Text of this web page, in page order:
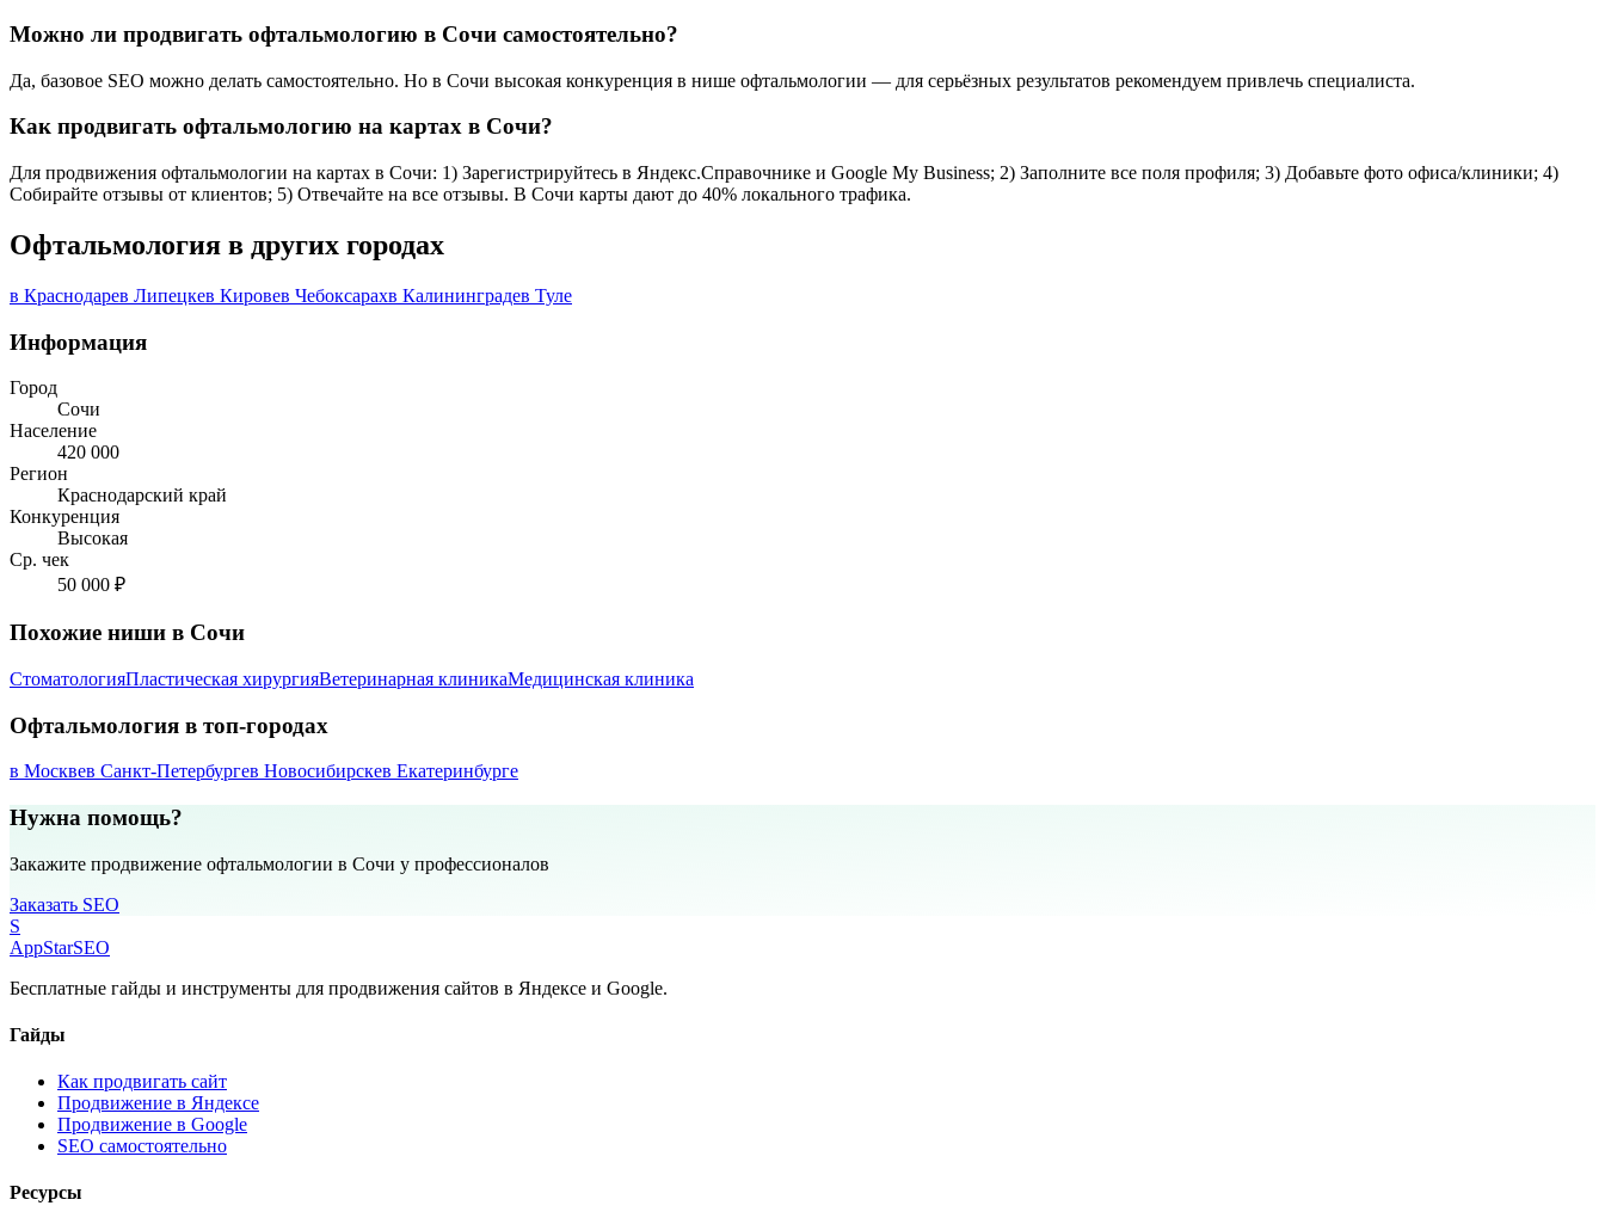
Можно ли продвигать офтальмологию в Сочи самостоятельно?
Да, базовое SEO можно делать самостоятельно. Но в Сочи высокая конкуренция в нише офтальмологии — для серьёзных результатов рекомендуем привлечь специалиста.
Как продвигать офтальмологию на картах в Сочи?
Для продвижения офтальмологии на картах в Сочи: 1) Зарегистрируйтесь в Яндекс.Справочнике и Google My Business; 2) Заполните все поля профиля; 3) Добавьте фото офиса/клиники; 4)
Собирайте отзывы от клиентов; 5) Отвечайте на все отзывы. В Сочи карты дают до 40% локального трафика.
Офтальмология в других городах
в Краснодарев Липецкев Кировев Чебоксарахв Калининградев Туле
Информация
Город
Сочи
Население
420 000
Регион
Краснодарский край
Конкуренция
Высокая
Ср. чек
50 000 ₽
Похожие ниши в Сочи
СтоматологияПластическая хирургияВетеринарная клиникаМедицинская клиника
Офтальмология в топ-городах
в Москвев Санкт-Петербургев Новосибирскев Екатеринбурге
Нужна помощь?
Закажите продвижение офтальмологии в Сочи у профессионалов
Заказать SEO
S
AppStarSEO
Бесплатные гайды и инструменты для продвижения сайтов в Яндексе и Google.
Гайды
Как продвигать сайт
Продвижение в Яндексе
Продвижение в Google
SEO самостоятельно
Ресурсы